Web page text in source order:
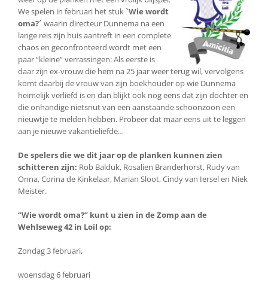
We spelen in februari het stuk`Wie wordt
oma?´ waarin directeur Dunnema na een
lange reis zijn huis aantreft in een complete
chaos en geconfronteerd wordt met een
paar “kleine” verrassingen: Als eerste is
daar zijn ex-vrouw die hem na 25 jaar weer terug wil, vervolgens
komt daarbij de vrouw van zijn boekhouder op wie Dunnema
heimelijk verliefd is en dan blijkt ook nog eens dat zijn dochter en
die onhandige nietsnut van een aanstaande schoonzoon een
nieuwtje te melden hebben. Probeer dat maar eens uit te leggen
aan je nieuwe vakantieliefde…
De spelers die we dit jaar op de planken kunnen zien
schitteren zijn: Rob Balduk, Rosalien Branderhorst, Rudy van
Onna, Corina de Kinkelaar, Marian Sloot, Cindy van Iersel en Niek
Meister.
“Wie wordt oma?” kunt u zien in de Zomp aan de
Wehlseweg 42 in Loil op:
Zondag 3 februari,
woensdag 6 februari